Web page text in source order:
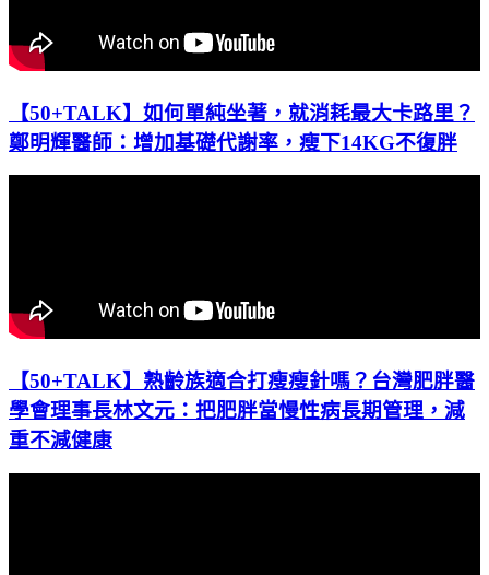
【50+TALK】如何單純坐著，就消耗最大卡路里？
鄭明輝醫師：增加基礎代謝率，瘦下14KG不復胖
【50+TALK】熟齡族適合打瘦瘦針嗎？台灣肥胖醫
學會理事長林文元：把肥胖當慢性病長期管理，減
重不減健康